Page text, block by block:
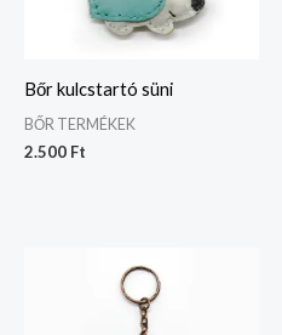
Bőr kulcstartó süni
BŐR TERMÉKEK
2.500 Ft